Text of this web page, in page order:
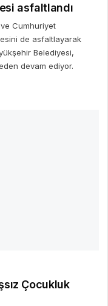
asfaltlandı
Cumhuriyet
de asfaltlayarak
Belediyesi,
devam ediyor.